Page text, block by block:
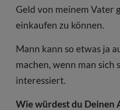
Geld von meinem Vater
einkaufen zu können.
Mann kann so etwas ja
machen, wenn man sich
interessiert.
Wie würdest du Deinen